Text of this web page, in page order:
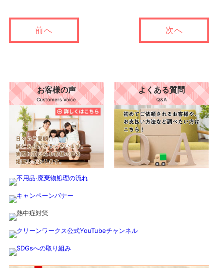
前へ 次へ
お客様の声
Customers Voice
よくある質問
Q&A